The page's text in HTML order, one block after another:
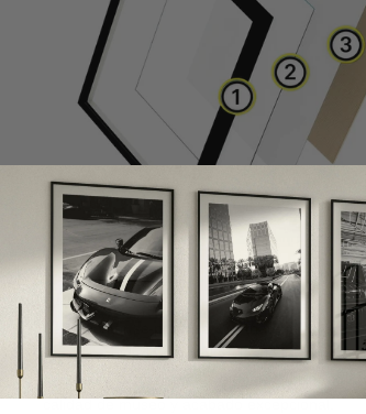
CALIDAD DE MUSEO
Cada poster se produce con materiales
proceso cuidado al detalle, desde la
definición hasta el montaje final, ofreciendo
calidad de museo y acabado excepcional.